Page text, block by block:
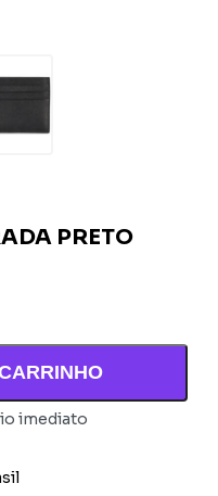
PRETO
imediato